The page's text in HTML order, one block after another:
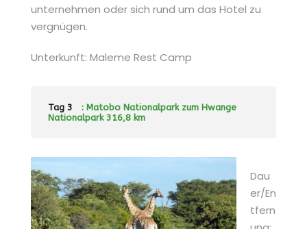
unternehmen oder sich rund um das Hotel zu
vergnügen.
Unterkunft: Maleme Rest Camp
Tag 3
: Matobo Nationalpark zum Hwange
Nationalpark 316,8 km
Dau
er/En
tfern